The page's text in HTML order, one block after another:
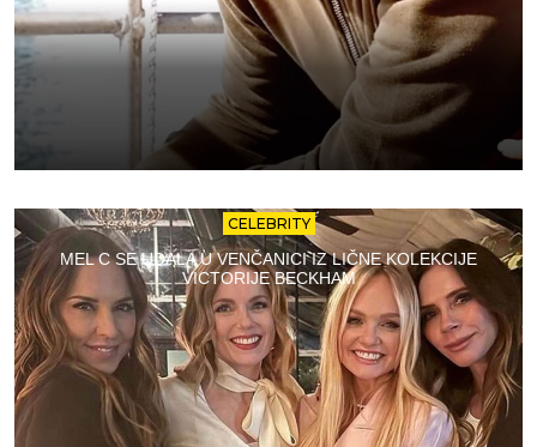
CELEBRITY
MEL C SE UDALA U VENČANICI IZ LIČNE KOLEKCIJE
VICTORIJE BECKHAM